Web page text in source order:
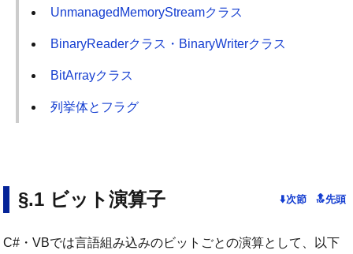
UnmanagedMemoryStreamクラス
BinaryReaderクラス・BinaryWriterクラス
BitArrayクラス
列挙体とフラグ
ビット演算子
C#・VBでは言語組み込みのビットごとの演算として、以下